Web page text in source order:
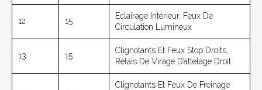
12 15
Éclairage Intérieur, Feux De
Circulation Lumineux
13 15
Clignotants Et Feux Stop Droits,
Relais De Virage D’attelage Droit
Clignotants Et Feux De Freinage